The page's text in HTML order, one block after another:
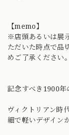
【memo】
※店頭あるいは展
ただいた時点で品
めご了承ください。
記念すべき1900
ヴィクトリアン時
細で軽いデザイン